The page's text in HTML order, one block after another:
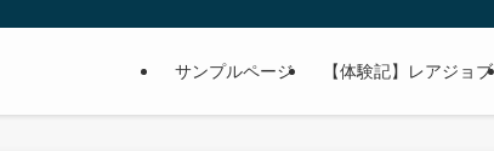
サンプルページ 【体験記】レアジョブ